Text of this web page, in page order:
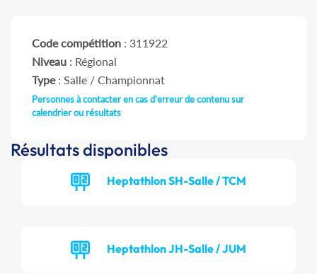
Code compétition : 311922
Niveau : Régional
Type: Salle / Championnat
Personnes à contacter en cas d'erreur de contenu sur
calendrier ou résultats
Résultats disponibles
Heptathlon SH-Salle / TCM
Heptathlon JH-Salle / JUM